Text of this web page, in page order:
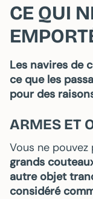
CE QUI
Les navires de
ce que les
pour des
ARMES ET
Vous ne
grands
autre objet
considéré